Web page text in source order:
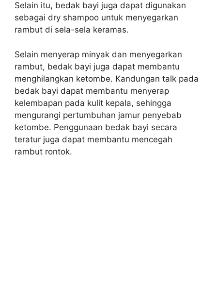
Selain itu, bedak bayi juga dapat digunakan
sebagai dry shampoo untuk menyegarkan
rambut di sela-sela keramas.
Selain menyerap minyak dan menyegarkan
rambut, bedak bayi juga dapat membantu
menghilangkan ketombe. Kandungan talk pada
bedak bayi dapat membantu menyerap
kelembapan pada kulit kepala, sehingga
mengurangi pertumbuhan jamur penyebab
ketombe. Penggunaan bedak bayi secara
teratur juga dapat membantu mencegah
rambut rontok.